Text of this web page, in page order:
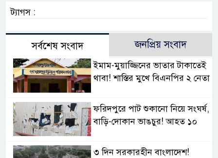
ট্যাগস :
সর্বশেষ সংবাদ জনপ্রিয় সংবাদ
ইমাম-মুয়াজ্জিনের ভাতার টাকাতেই
থাবা! শাস্তির মুখে বিএনপির ২ নেতা
ফরিদপুরে পাট শুকানো নিয়ে সংঘর্ষ,
বাড়ি-দোকান ভাঙচুর! আহত ১০
৩ দিন সরকারহীন বাংলাদেশ!